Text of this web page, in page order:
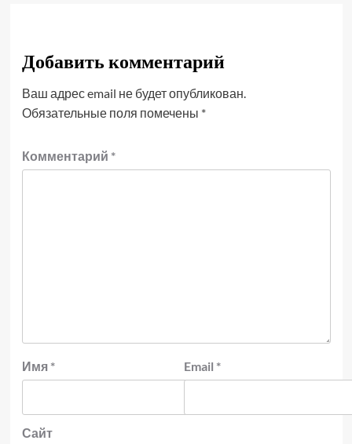
Добавить комментарий
Ваш адрес email не будет опубликован.
Обязательные поля помечены *
Комментарий *
Имя * Email *
Сайт